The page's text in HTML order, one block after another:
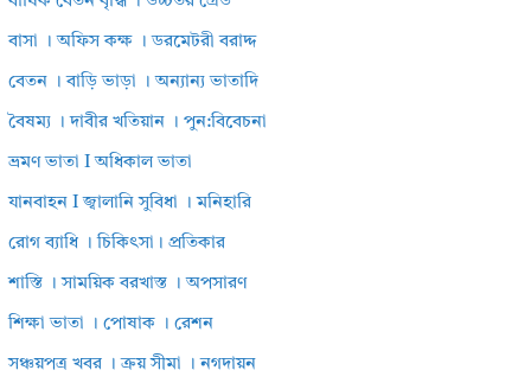
বাসা । অফিস কক্ষ । ডরমেটরী বরাদ্দ
বেতন । বাড়ি ভাড়া । অন্যান্য ভাতাদি
বৈষম্য । দাবীর খতিয়ান । পুন:বিবেচনা
ভ্রমণ ভাতা I অধিকাল ভাতা
যানবাহন I জ্বালানি সুবিধা । মনিহারি
রোগ ব্যাধি । চিকিৎসা। প্রতিকার
শাস্তি । সাময়িক বরখাস্ত । অপসারণ
শিক্ষা ভাতা । পোষাক । রেশন
সঞ্চয়পত্র খবর । ক্রয় সীমা । নগদায়ন